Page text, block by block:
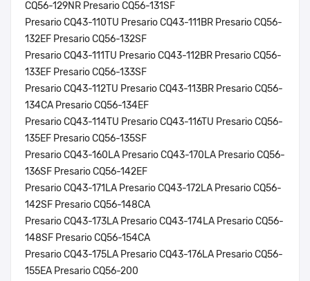
CQ56-129NR Presario CQ56-131SF
Presario CQ43-110TU Presario CQ43-111BR Presario CQ56-
132EF Presario CQ56-132SF
Presario CQ43-111TU Presario CQ43-112BR Presario CQ56-
133EF Presario CQ56-133SF
Presario CQ43-112TU Presario CQ43-113BR Presario CQ56-
134CA Presario CQ56-134EF
Presario CQ43-114TU Presario CQ43-116TU Presario CQ56-
135EF Presario CQ56-135SF
Presario CQ43-160LA Presario CQ43-170LA Presario CQ56-
136SF Presario CQ56-142EF
Presario CQ43-171LA Presario CQ43-172LA Presario CQ56-
142SF Presario CQ56-148CA
Presario CQ43-173LA Presario CQ43-174LA Presario CQ56-
148SF Presario CQ56-154CA
Presario CQ43-175LA Presario CQ43-176LA Presario CQ56-
155EA Presario CQ56-200